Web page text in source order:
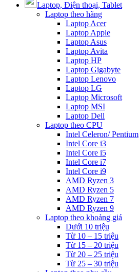
Laptop, Điện thoại, Tablet
Laptop theo hãng
Laptop Acer
Laptop Apple
Laptop Asus
Laptop Avita
Laptop HP
Laptop Gigabyte
Laptop Lenovo
Laptop LG
Laptop Microsoft
Laptop MSI
Laptop Dell
Laptop theo CPU
Intel Celeron/ Pentium
Intel Core i3
Intel Core i5
Intel Core i7
Intel Core i9
AMD Ryzen 3
AMD Ryzen 5
AMD Ryzen 7
AMD Ryzen 9
Laptop theo khoảng giá
Dưới 10 triệu
Từ 10 – 15 triệu
Từ 15 – 20 triệu
Từ 20 – 25 triệu
Từ 25 – 30 triệu